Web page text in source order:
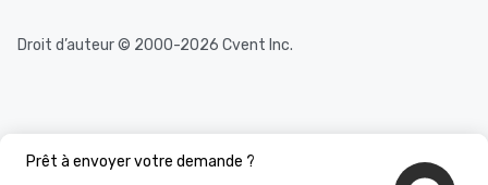
Prêt à envoyer votre demande ?
Droit d’auteur © 2000-2026 Cvent Inc.